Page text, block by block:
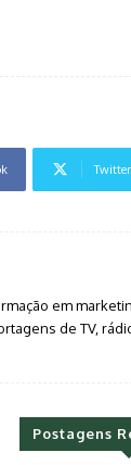
Twitter
em
de TV,
Postagens